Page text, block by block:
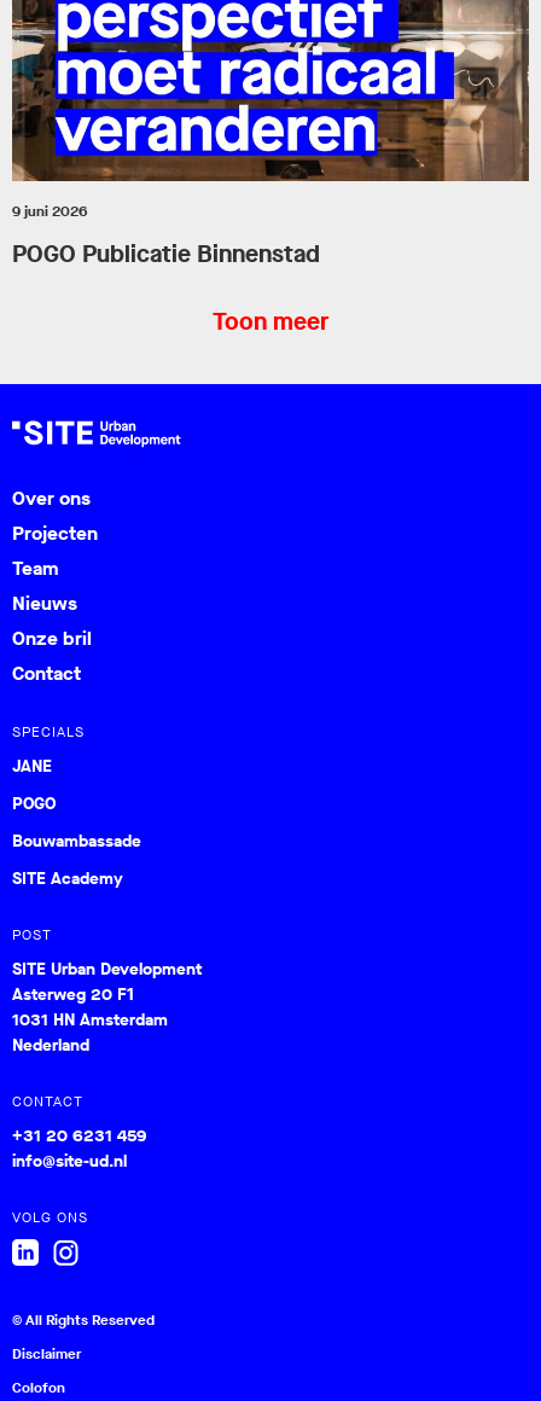
9 juni 2026
POGO Publicatie Binnenstad
Toon meer
Over ons
Projecten
Team
Nieuws
Onze bril
Contact
SPECIALS
JANE
POGO
Bouwambassade
SITE Academy
POST
SITE Urban Development
Asterweg 20 F1
1031 HN Amsterdam
Nederland
CONTACT
+31 20 6231 459
info@site-ud.nl
VOLG ONS
© All Rights Reserved
Disclaimer
Colofon